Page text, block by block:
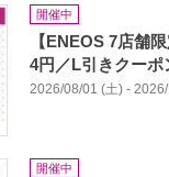
開催中
【ENEOS 7店舗
4円／L引きクーポ
2026/08/01 (土) -
開催中